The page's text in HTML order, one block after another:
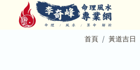
首頁 黃道吉日